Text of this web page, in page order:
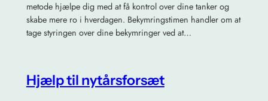
metode hjælpe dig med at få kontrol over dine tanker og
skabe mere ro i hverdagen. Bekymringstimen handler om at
tage styringen over dine bekymringer ved at…
Hjælp til nytårsforsæt